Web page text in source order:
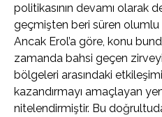
politikasının devamı olarak
geçmişten beri süren
Ancak Erol’a göre, konu
zamanda bahsi geçen
bölgeleri arasındaki
kazandırmayı amaçlayan
nitelendirmiştir. Bu